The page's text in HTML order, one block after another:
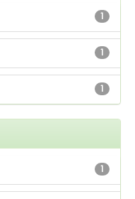
1
1
1
1